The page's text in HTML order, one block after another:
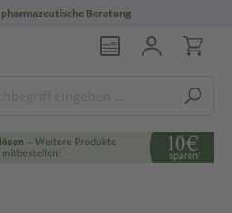
pharmazeutische Beratung